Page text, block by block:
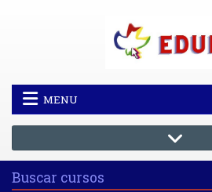
MENU